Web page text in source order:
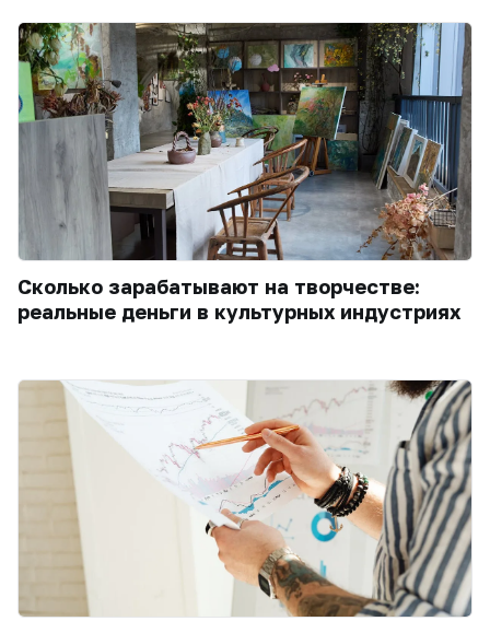
Сколько зарабатывают на творчестве:
реальные деньги в культурных индустриях